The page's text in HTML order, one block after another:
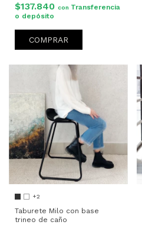
$137.840 con Transferencia
o depósito
COMPRAR
+2
Taburete Milo con base
trineo de caño